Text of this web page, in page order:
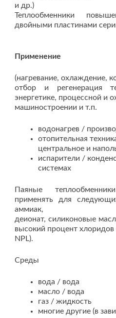
и др.)
Теплообменники
двойными пластинами
Применение
(нагревание, охлаждение,
отбор и регенерация
энергетике, процессной и
машиностроении и т.п.
водонагрев /
отопительная
центральное и
испарители /
системах
Паяные
применять для
аммиак,
деионат, силиконовые
высокий процент хлоридов
NPL).
Среды
вода / вода
масло / вода
газ / жидкость
многие другие (в